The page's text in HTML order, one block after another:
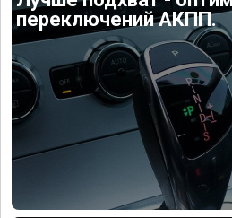
переключений АКПП.